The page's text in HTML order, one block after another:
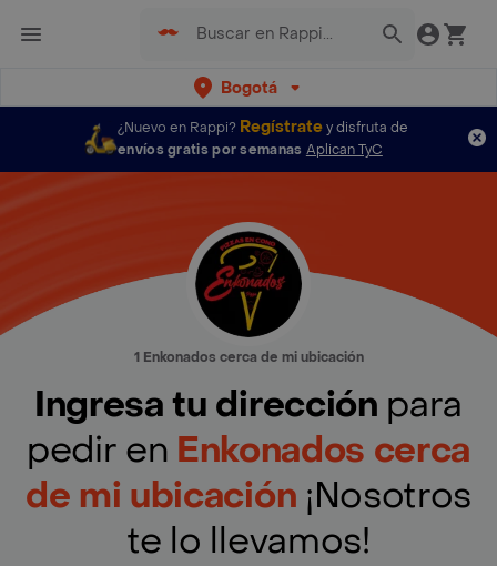
Bogotá
¿Nuevo en Rappi? Regístratey disfruta de
envíos gratis por semanas Aplican TyC
1 Enkonados cerca de mi ubicación
Ingresa tu dirección para
pedir en Enkonados cerca
de mi ubicación ¡Nosotros
te lo llevamos!